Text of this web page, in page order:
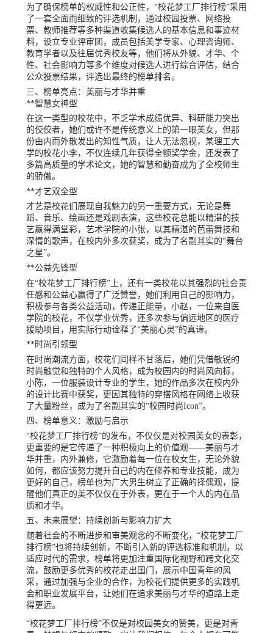
为了确保榜单的权威性和公正性，“校花梦工厂排行榜”采用
了一套全面而细致的评选机制，通过校园投票、网络投
票、教师推荐等多种渠道收集候选人的基本信息和事迹材
料，设立专业评审团，成员包括美学专家、心理咨询师、
教育学者以及往届优秀校友等，他们将从外貌、才华、个
性、社会影响力等多个维度对候选人进行综合评估，结合
公众投票结果，评选出最终的榜单排名。
三、榜单亮点：美丽与才华并重
**智慧女神型
在这一类型的校花中，不乏学术成绩优异、科研能力突出
的佼佼者，她们或许不是传统意义上的第一眼美女，但那
份由内而外散发出的知性气质，让人无法忽视，某理工大
学的校花小李，不仅连续几年获得全额奖学金，还发表了
多篇高质量的学术论文，她的智慧和勤奋成为了全校师生
的骄傲。
**才艺双全型
才艺是校花们展现自我魅力的另一重要方式，无论是舞
蹈、音乐、绘画还是戏剧表演，这些校花总能以精湛的技
艺赢得满堂彩，艺术学院的小张，以其精湛的芭蕾舞技和
深情的歌声，在校内外多次获奖，成为了名副其实的“舞台
之星”。
**公益先锋型
在“校花梦工厂排行榜”上，还有一类校花以其强烈的社会责
任感和公益心赢得了广泛赞誉，她们利用自己的影响力，
积极参与各类公益活动，传递正能量，小赵，一位来自医
学院的校花，不仅学业优秀，还多次参与偏远地区的医疗
援助项目，用实际行动诠释了“美丽心灵”的真谛。
**时尚引领型
在时尚潮流方面，校花们同样不甘落后，她们凭借敏锐的
时尚触觉和独特的个人风格，成为校园内的时尚风向标，
小陈，一位服装设计专业的学生，她的作品多次在校内外
的设计比赛中获奖，更因其独特的穿搭风格在网络上收获
了大量粉丝，成为了名副其实的“校园时尚Icon”。
四、榜单意义：激励与启示
“校花梦工厂排行榜”的发布，不仅仅是对校园美女的表彰，
更重要的是它传递了一种积极向上的价值观——美丽与才
华并重，内外兼修，它激励着每一位在校女生，无论外貌
如何，都应该努力提升自己的内在修养和专业技能，成为
更好的自己，榜单也为广大男生树立了正确的择偶观，提
醒他们真正的美不仅仅在于外表，更在于一个人的内在品
质和才华。
五、未来展望：持续创新与影响力扩大
随着社会的不断进步和审美观念的不断变化，“校花梦工厂
排行榜”也将持续创新，不断引入新的评选标准和机制，以
适应时代的需求，榜单将更加注重国际化视野和跨文化交
流，鼓励更多优秀的校花走出国门，展示中国青年的风
采，通过加强与企业的合作，为校花们提供更多的实践机
会和职业发展平台，让她们在追求美丽与才华的道路上走
得更远。
“校花梦工厂排行榜”不仅是对校园美女的赞美，更是对青